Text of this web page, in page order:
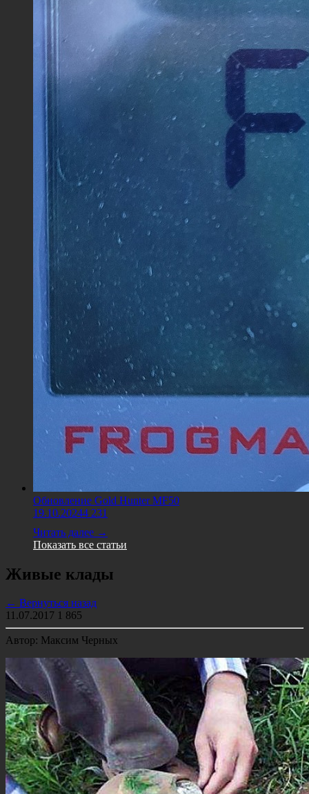
Обновление Gold Hunter MF50
19.10.20244 231
Читать далее →
Показать все статьи
Живые клады
← Вернуться назад
11.07.2017 1 865
Автор: Максим Черных